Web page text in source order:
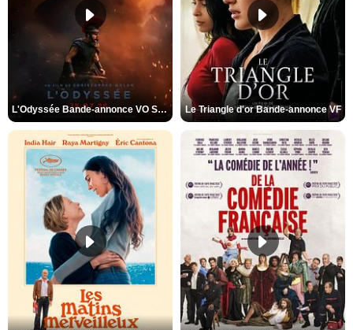
L'Odyssée Bande-annonce VO STFR Le Triangle d'or Bande-annonce VF